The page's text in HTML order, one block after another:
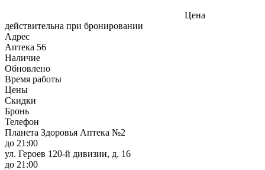
Цена
действительна при бронировании
Адрес
Аптека 56
Наличие
Обновлено
Время работы
Цены
Скидки
Бронь
Телефон
Планета Здоровья Аптека №2
до 21:00
ул. Героев 120-й дивизии, д. 16
до 21:00